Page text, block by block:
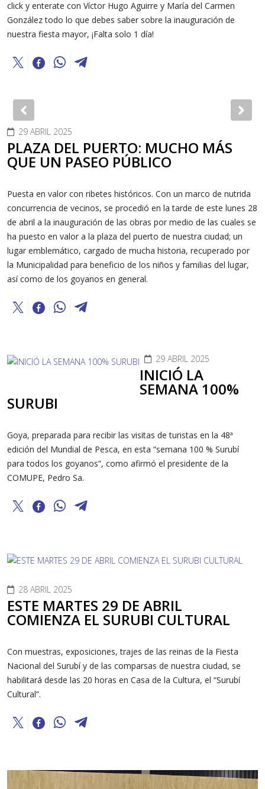
click y enterate con Víctor Hugo Aguirre y María del Carmen
González todo lo que debes saber sobre la inauguración de
nuestra fiesta mayor, ¡Falta solo 1 día!
Previous
29 ABRIL 2025
PLAZA DEL PUERTO: MUCHO MÁS
QUE UN PASEO PÚBLICO
Puesta en valor con ribetes históricos. Con un marco de nutrida
concurrencia de vecinos, se procedió en la tarde de este lunes 28
de abril a la inauguración de las obras por medio de las cuales se
ha puesto en valor a la plaza del puerto de nuestra ciudad; un
lugar emblemático, cargado de mucha historia, recuperado por
la Municipalidad para beneficio de los niños y familias del lugar,
así como de los goyanos en general.
29 ABRIL 2025
INICIÓ LA
SEMANA 100%
SURUBI
Goya, preparada para recibir las visitas de turistas en la 48ª
edición del Mundial de Pesca, en esta “semana 100 % Surubí
para todos los goyanos”, como afirmó el presidente de la
COMUPE, Pedro Sa.
28 ABRIL 2025
ESTE MARTES 29 DE ABRIL
COMIENZA EL SURUBI CULTURAL
Con muestras, exposiciones, trajes de las reinas de la Fiesta
Nacional del Surubí y de las comparsas de nuestra ciudad, se
habilitará desde las 20 horas en Casa de la Cultura, el “Surubí
Cultural”.